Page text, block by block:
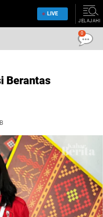
LIVE
JELAJAHI
Berantas
0